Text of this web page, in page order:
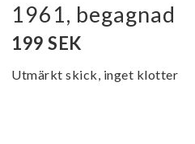
1961, begagnad
199 SEK
Utmärkt skick, inget klotter